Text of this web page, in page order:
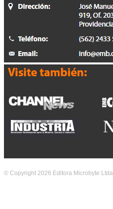
© Copyright 2026 Editora Microbyte Ltda.